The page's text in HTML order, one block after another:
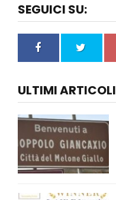
SEGUICI SU:
ULTIMI ARTICOLI